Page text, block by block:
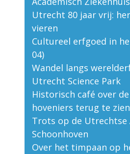
Utrecht 80 jaar vrij:
vieren
Cultureel erfgoed in
04)
Wandel langs
Utrecht Science Park
Historisch café over
hoveniers terug te zien
Trots op de Utrechtse
Schoonhoven
Over het timpaan op